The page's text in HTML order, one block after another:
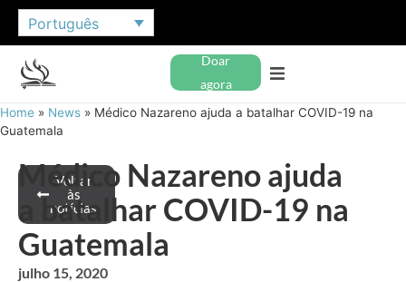
Português
Doar
agora
Home » News » Médico Nazareno ajuda a batalhar COVID-19 na
Guatemala
Voltar
às
notícias
Médico Nazareno ajuda
a batalhar COVID-19 na
Guatemala
julho 15, 2020